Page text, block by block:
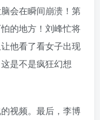
会在瞬间崩溃！第
的地方！刘峰忙将
他看了看女子出现
是不是疯狂幻想
视频。最后，李博